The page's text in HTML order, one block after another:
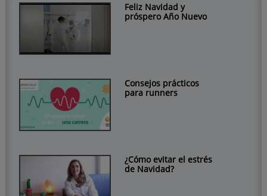
Feliz Navidad y
próspero Año Nuevo
Consejos prácticos
para runners
¿Cómo evitar el estrés
de Navidad?